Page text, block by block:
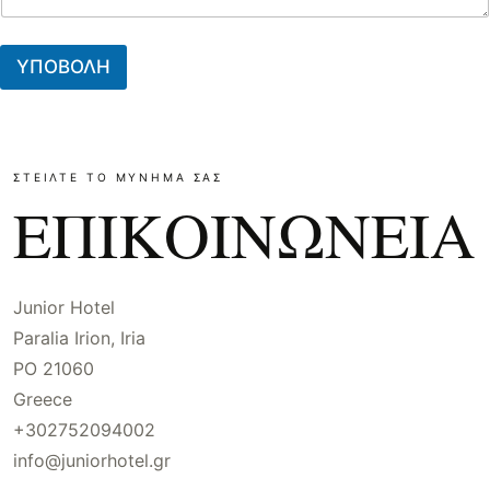
ΥΠΟΒΟΛΗ
ΣΤΕΙΛΤΕ ΤΟ ΜΥΝΗΜΑ ΣΑΣ
ΕΠΙΚΟΙΝΩΝΕΙΑ
Junior Hotel
Paralia Irion, Iria
PO 21060
Greece
+302752094002
info@juniorhotel.gr